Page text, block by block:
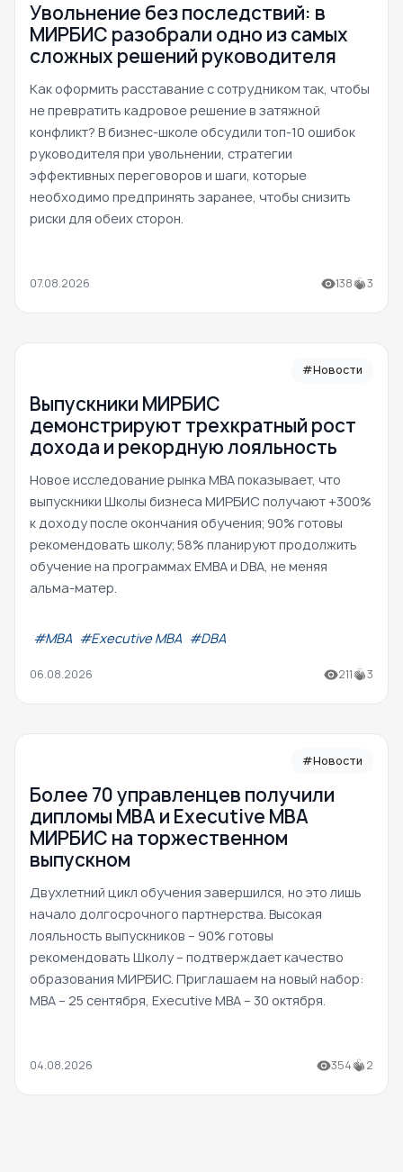
Увольнение без последствий: в
МИРБИС разобрали одно из самых
сложных решений руководителя
Как оформить расставание с сотрудником так, чтобы
не превратить кадровое решение в затяжной
конфликт? В бизнес-школе обсудили топ-10 ошибок
руководителя при увольнении, стратегии
эффективных переговоров и шаги, которые
необходимо предпринять заранее, чтобы снизить
риски для обеих сторон.
07.08.2026 138 3
#Новости
Выпускники МИРБИС
демонстрируют трехкратный рост
дохода и рекордную лояльность
Новое исследование рынка MBA показывает, что
выпускники Школы бизнеса МИРБИС получают +300%
к доходу после окончания обучения; 90% готовы
рекомендовать школу; 58% планируют продолжить
обучение на программах EMBA и DBA, не меняя
альма-матер.
#МВА #Executive MBA #DBA
06.08.2026 211 3
#Новости
Более 70 управленцев получили
дипломы MBA и Executive MBA
МИРБИС на торжественном
выпускном
Двухлетний цикл обучения завершился, но это лишь
начало долгосрочного партнерства. Высокая
лояльность выпускников – 90% готовы
рекомендовать Школу – подтверждает качество
образования МИРБИС. Приглашаем на новый набор:
MBA – 25 сентября, Executive MBA – 30 октября.
04.08.2026 354 2